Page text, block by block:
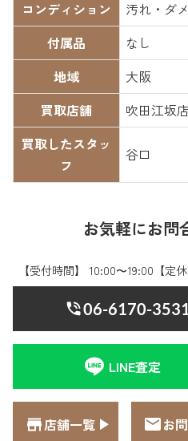
コンディション
汚れ・ダ
付属品
なし
地域
大阪
買取店舗
吹田江坂店
買取したスタッ
フ
谷口
お気軽にお問
【受付時間】 10:00〜19:00【定
06-6170-
LINE査定
店舗一覧 お